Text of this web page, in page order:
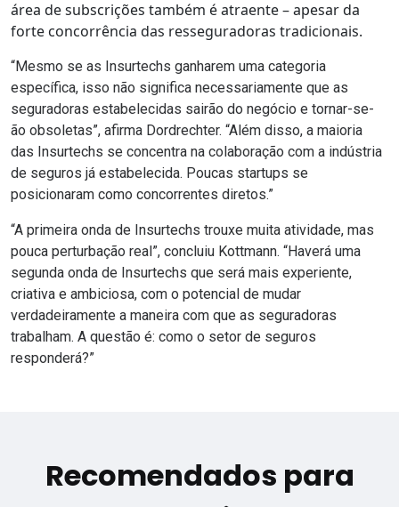
área de subscrições também é atraente – apesar da
forte concorrência das resseguradoras tradicionais.
“Mesmo se as Insurtechs ganharem uma categoria
específica, isso não significa necessariamente que as
seguradoras estabelecidas sairão do negócio e tornar-se-
ão obsoletas”, afirma Dordrechter. “Além disso, a maioria
das Insurtechs se concentra na colaboração com a indústria
de seguros já estabelecida. Poucas startups se
posicionaram como concorrentes diretos.”
“A primeira onda de Insurtechs trouxe muita atividade, mas
pouca perturbação real”, concluiu Kottmann. “Haverá uma
segunda onda de Insurtechs que será mais experiente,
criativa e ambiciosa, com o potencial de mudar
verdadeiramente a maneira com que as seguradoras
trabalham. A questão é: como o setor de seguros
responderá?”
Recomendados para